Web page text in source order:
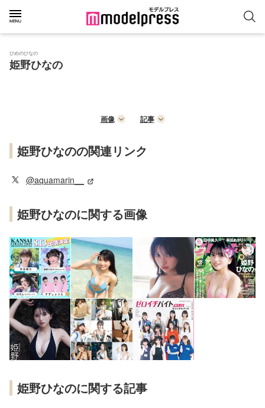
ひめのひなの
姫野ひなの
画像 記事
姫野ひなのの関連リンク
@aquamarin__
姫野ひなのに関する画像
姫野ひなのに関する記事